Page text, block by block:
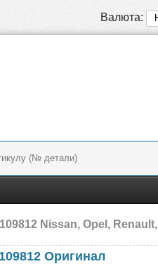
Валюта:
Nissan, Opel, Renault,
Оригинал